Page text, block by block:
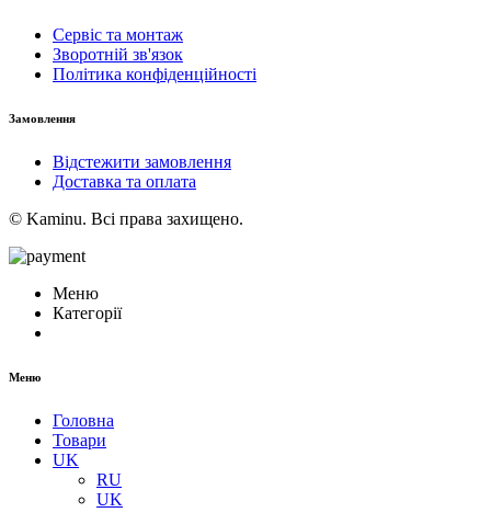
Сервіс та монтаж
Зворотній зв'язок
Політика конфіденційності
Замовлення
Відстежити замовлення
Доставка та оплата
© Kaminu. Всі права захищено.
Меню
Категорії
Меню
Головна
Товари
UK
RU
UK